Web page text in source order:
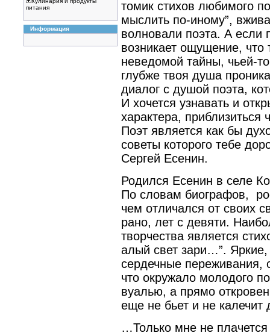
питания
Информация
томик стихов любимого
мыслить по-иному”,
волновали поэта. А если
возникает ощущение, что
неведомой тайны, чьей-
глубже твоя душа
диалог с душой поэта,
И хочется узнавать и
характера, приблизиться
Поэт является как бы
советы которого тебе
Сергей Есенин.
Родился Есенин в селе
По словам биографов,
чем отличался от своих
рано, лет с девяти.
творчества является
алый свет зари…”.
сердечные переживания,
что окружало молодого
вуалью, а прямо
еще не бьет и не калечит
…Только мне не